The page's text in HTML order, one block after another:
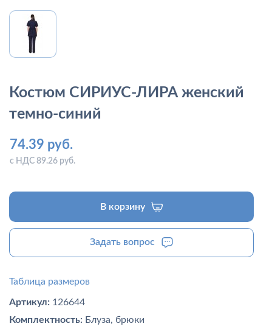
Костюм СИРИУС-ЛИРА женский
темно-синий
74.39 руб.
с НДС 89.26 руб.
В корзину
Задать вопрос
Таблица размеров
Артикул: 126644
Комплектность: Блуза, брюки